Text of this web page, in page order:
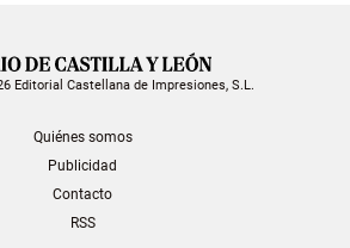
Editorial Castellana de Impresiones, S.L.
Quiénes somos
Publicidad
Contacto
RSS